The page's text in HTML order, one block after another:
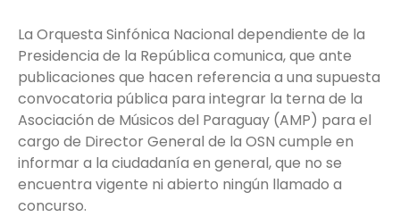
La Orquesta Sinfónica Nacional dependiente de la
Presidencia de la República comunica, que ante
publicaciones que hacen referencia a una supuesta
convocatoria pública para integrar la terna de la
Asociación de Músicos del Paraguay (AMP) para el
cargo de Director General de la OSN cumple en
informar a la ciudadanía en general, que no se
encuentra vigente ni abierto ningún llamado a
concurso.